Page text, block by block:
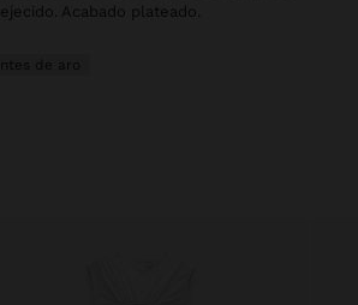
Acabado plateado.
de aro